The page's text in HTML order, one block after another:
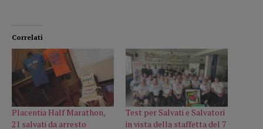
Correlati
Placentia Half Marathon,
21 salvati da arresto
Test per Salvati e Salvatori
in vista della staffetta del 7